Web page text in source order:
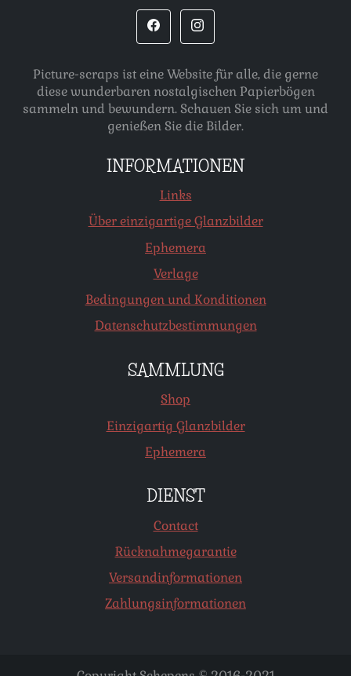
Picture-scraps ist eine Website für alle, die gerne
diese wunderbaren nostalgischen Papierbögen
sammeln und bewundern. Schauen Sie sich um und
genießen Sie die Bilder.
INFORMATIONEN
Links
Über einzigartige Glanzbilder
Ephemera
Verlage
Bedingungen und Konditionen
Datenschutzbestimmungen
SAMMLUNG
Shop
Einzigartig Glanzbilder
Ephemera
DIENST
Contact
Rücknahmegarantie
Versandinformationen
Zahlungsinformationen